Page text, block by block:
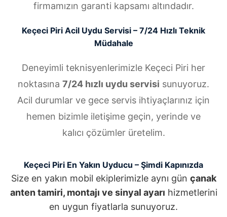
firmamızın garanti kapsamı altındadır.
Keçeci Piri Acil Uydu Servisi – 7/24 Hızlı Teknik
Müdahale
Deneyimli teknisyenlerimizle Keçeci Piri her
noktasına 7/24 hızlı uydu servisi sunuyoruz.
Acil durumlar ve gece servis ihtiyaçlarınız için
hemen bizimle iletişime geçin, yerinde ve
kalıcı çözümler üretelim.
Keçeci Piri En Yakın Uyducu – Şimdi Kapınızda
Size en yakın mobil ekiplerimizle aynı gün çanak
anten tamiri, montajı ve sinyal ayarı hizmetlerini
en uygun fiyatlarla sunuyoruz.